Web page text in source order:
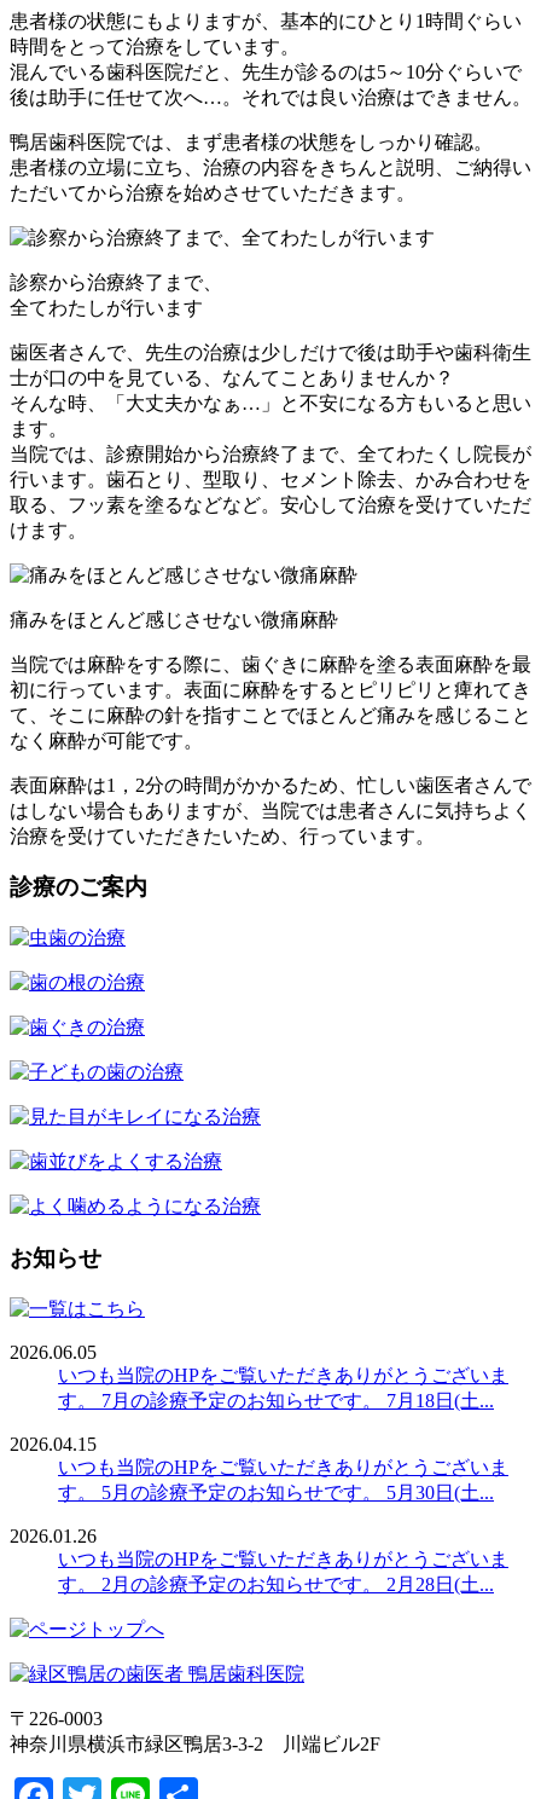
患者様の状態にもよりますが、基本的にひとり1時間ぐらい
時間をとって治療をしています。
混んでいる歯科医院だと、先生が診るのは5～10分ぐらいで
後は助手に任せて次へ…。それでは良い治療はできません。
鴨居歯科医院では、まず患者様の状態をしっかり確認。
患者様の立場に立ち、治療の内容をきちんと説明、ご納得い
ただいてから治療を始めさせていただきます。
診察から治療終了まで、
全てわたしが行います
歯医者さんで、先生の治療は少しだけで後は助手や歯科衛生
士が口の中を見ている、なんてことありませんか？
そんな時、「大丈夫かなぁ…」と不安になる方もいると思い
ます。
当院では、診療開始から治療終了まで、全てわたくし院長が
行います。歯石とり、型取り、セメント除去、かみ合わせを
取る、フッ素を塗るなどなど。安心して治療を受けていただ
けます。
痛みをほとんど感じさせない微痛麻酔
当院では麻酔をする際に、歯ぐきに麻酔を塗る表面麻酔を最
初に行っています。表面に麻酔をするとピリピリと痺れてき
て、そこに麻酔の針を指すことでほとんど痛みを感じること
なく麻酔が可能です。
表面麻酔は1，2分の時間がかかるため、忙しい歯医者さんで
はしない場合もありますが、当院では患者さんに気持ちよく
治療を受けていただきたいため、行っています。
診療のご案内
お知らせ
2026.06.05
いつも当院のHPをご覧いただきありがとうございま
す。 7月の診療予定のお知らせです。 7月18日(土...
2026.04.15
いつも当院のHPをご覧いただきありがとうございま
す。 5月の診療予定のお知らせです。 5月30日(土...
2026.01.26
いつも当院のHPをご覧いただきありがとうございま
す。 2月の診療予定のお知らせです。 2月28日(土...
〒226-0003
神奈川県横浜市緑区鴨居3-3-2 川端ビル2F